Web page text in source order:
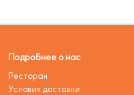
Подробнее о нас
Ресторан
Условия доставки